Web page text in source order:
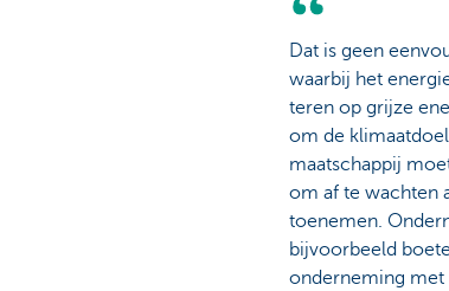
Dat is geen
waarbij het
teren op grijze
om de
maatschappij
om af te wachten
toenemen.
bijvoorbeeld
onderneming met